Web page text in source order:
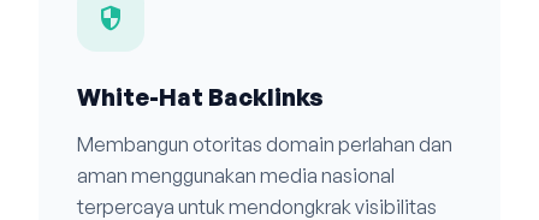
security
White-Hat Backlinks
Membangun otoritas domain perlahan dan
aman menggunakan media nasional
terpercaya untuk mendongkrak visibilitas